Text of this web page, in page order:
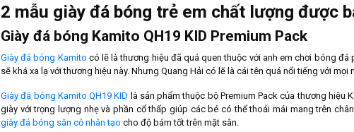
2 mẫu giày đá bóng trẻ em chất lượng được
Giày đá bóng Kamito QH19 KID Premium Pack
Giày đá bóng Kamito có lẽ là thương hiệu đã quá quen thuộc với anh em chơi bóng đá
sẽ khá xa lạ với thương hiệu này. Nhưng Quang Hải có lẽ là cái tên quá nổi tiếng với mọi
Giày đá bóng Kamito QH19 KID là sản phẩm thuộc bộ Premium Pack của thương hiệu
giày với trọng lượng nhẹ và phần cổ thấp giúp các bé có thể thoải mái mang trên
giày đá bóng sân cỏ nhân tạo cho độ bám tốt trên mặt sân.